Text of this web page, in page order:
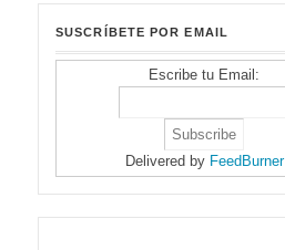
SUSCRÍBETE POR EMAIL
Escribe tu Email:
Delivered by FeedBurner